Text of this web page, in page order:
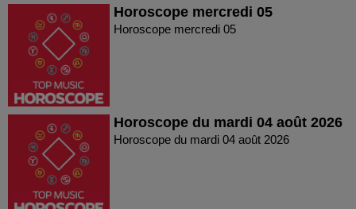
Horoscope mercredi 05
Horoscope mercredi 05
Horoscope du mardi 04 août 2026
Horoscope du mardi 04 août 2026